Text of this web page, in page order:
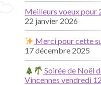
Meilleurs voeux pour
22 janvier 2026
Merci pour cette
17 décembre 2025
Soirée de Noël
Vincennes vendredi